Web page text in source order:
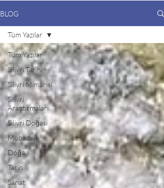
BLOG
Tüm Yazılar
Silivri Tarihi
Silivri Mimarisi
Silivri
Araştırmaları
Silivri Doğası
Mübadele
Doğa
Tarih
Sanat
Tüm Yazılar